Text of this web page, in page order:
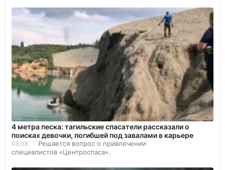
4 метра песка: тагильские спасатели рассказали о
поисках девочки, погибшей под завалами в карьере
06.08
Решается вопрос о привлечении
специалистов «Центроспаса».